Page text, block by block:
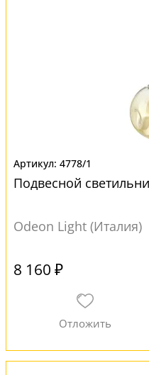
4778/1
Подвесной
Odeon Light (Италия)
8 160 ₽